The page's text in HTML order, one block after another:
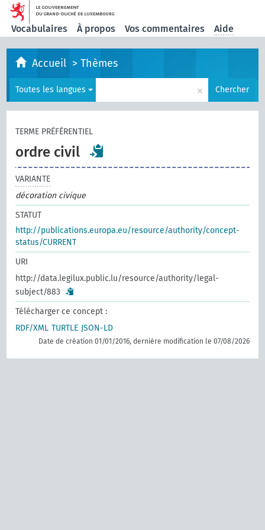
Vocabulaires À propos Vos commentaires Aide
Accueil >Thèmes
Toutes les langues × Chercher
TERME PRÉFÉRENTIEL
ordre civil
VARIANTE
décoration civique
STATUT
http://publications.europa.eu/resource/authority/concept-
status/CURRENT
URI
http://data.legilux.public.lu/resource/authority/legal-
subject/883
Télécharger ce concept :
RDF/XML TURTLE JSON-LD
Date de création 01/01/2016, dernière modification le 07/08/2026